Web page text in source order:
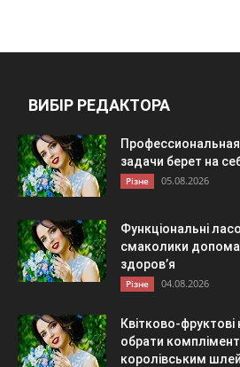
ВИБІР РЕДАКТОРА
задачи берет на
Різне 05.08.2026
Функціональні
смаколики
здоров’я
Різне 04.08.2026
Квітково-фруктові
обрати
королівським